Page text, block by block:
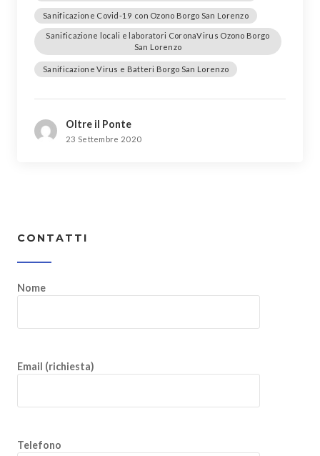
Sanificazione Covid-19 con Ozono Borgo San Lorenzo
Sanificazione locali e laboratori CoronaVirus Ozono Borgo
San Lorenzo
Sanificazione Virus e Batteri Borgo San Lorenzo
Oltre il Ponte
23 Settembre 2020
CONTATTI
Nome
Email (richiesta)
Telefono